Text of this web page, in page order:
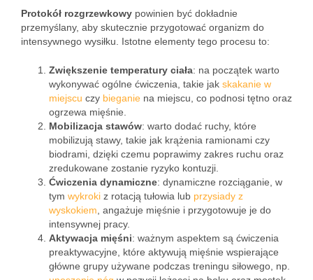
Protokół rozgrzewkowy powinien być dokładnie
przemyślany, aby skutecznie przygotować organizm do
intensywnego wysiłku. Istotne elementy tego procesu to:
Zwiększenie temperatury ciała: na początek warto
wykonywać ogólne ćwiczenia, takie jak skakanie w
miejscu czy bieganie na miejscu, co podnosi tętno oraz
ogrzewa mięśnie.
Mobilizacja stawów: warto dodać ruchy, które
mobilizują stawy, takie jak krążenia ramionami czy
biodrami, dzięki czemu poprawimy zakres ruchu oraz
zredukowane zostanie ryzyko kontuzji.
Ćwiczenia dynamiczne: dynamiczne rozciąganie, w
tym wykroki z rotacją tułowia lub przysiady z
wyskokiem , angażuje mięśnie i przygotowuje je do
intensywnej pracy.
Aktywacja mięśni: ważnym aspektem są ćwiczenia
preaktywacyjne, które aktywują mięśnie wspierające
główne grupy używane podczas treningu siłowego, np.